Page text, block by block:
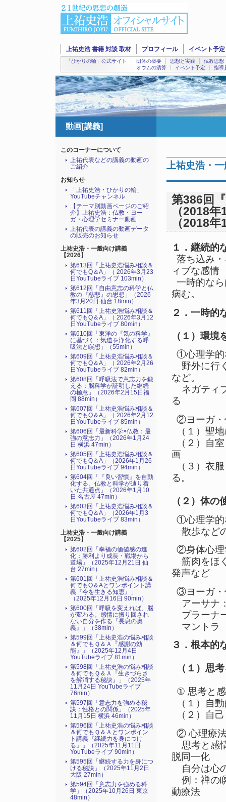
上祐史浩 書籍 対談 取材 プロフィール イベント予定
「ひかりの輪」公式サイト 団体の概要 思想と実践
仏教思想
オウムの清算
イベント予定 指導
動画[講義]
上祐史浩・
第386回
（2018
（2018
１．継続的
落ち込み
ィブな感情
一時的な
病む。
２．一時的
（１）環境
①心理学的
野外に行
など。
ネガティ
る
②ヨーガ・
（１）聖
（２）自
画
（３）衣
る。
（２）体の
①心理学的
散歩など
②身体心理
筋肉をほ
発声など
③ヨーガ・
アーサナ
プラーナ
マントラ
３．根本的
（１）思
① 思考と
（１）自
（２）自
② 心理療
思考と感
脱同一化
自分は心
例：禅の
動療法
このコーナーについて
上祐代表などの講義の動画の
ご紹介
お知らせ
「上祐史浩・ひかりの輪」
YouTubeチャンネル
【テーマ別動画ページのご紹
介】上祐史浩：仏教・ヨー
ガ・心理学セミナー動画
上祐代表の講義の動画データ
の販売のお知らせ
上祐史浩・一般向け講義
【2026】
第613回「上祐史浩悩み相談＆
何でもQ＆A」（ 2026年3月23
日YouTubeライブ 103min）
第612回「自由意志の科学と仏
教の『慈悲』の思想」（2026
年3月20日 仙台 18min）
第611回「上祐史浩悩み相談＆
何でもQ＆A」（ 2026年3月12
日YouTubeライブ 80min）
第610回「東洋の『気の科学』
に基づく：気道を浄化する呼
吸法と瞑想」（55min）
第609回「上祐史浩悩み相談＆
何でもQ＆A」（ 2026年2月26
日YouTubeライブ 82min）
第608回「呼吸法で意志力を鍛
える：脳科学が証明した継続
の極意」（2026年2月15日福
岡 88min）
第607回「上祐史浩悩み相談＆
何でもQ＆A」（ 2026年2月12
日YouTubeライブ 85min）
第606回「最新科学×仏教：最
強の意志力」（2026年1月24
日 横浜 47min）
第605回「上祐史浩悩み相談＆
何でもQ＆A」（2026年1月26
日YouTubeライブ 94min）
第604回「『良い習慣』を自動
化する。仏教と科学が辿り着
いた共通点」（2026年1月10
日 名古屋 47min）
第603回「上祐史浩悩み相談＆
何でもQ＆A」（2026年1月3
日YouTubeライブ 83min）
上祐史浩・一般向け講義
【2025】
第602回「幸福の価値感の進
化：勝利より成長・戦場から
道場」（2025年12月21日 仙
台 27min）
第601回「上祐史浩悩み相談＆
何でもQ＆Aとワンポイント講
義『今を生きる知恵』」
（2025年12月16日 90min）
第600回「呼吸を変えれば、脳
が変わる。感情に振り回され
ない自分を作る『長息の奥
義』」（38min）
第599回「上祐史浩の悩み相談
＆何でもＱ＆Ａ『感謝の効
能』」（2025年12月4日
YouTubeライブ 81min）
第598回「上祐史浩の悩み相談
＆何でもＱ＆Ａ『生きづらさ
を解消する秘訣』​」（2025年
11月24日 YouTubeライブ
76min）
第597回「意志力を強める秘
訣：性格との関係」（2025年
11月15日 横浜 46min）
第596回「上祐史浩の悩み相談
＆何でもＱ＆Ａとワンポイン
ト講義『継続力を身につけ
る』​」（2025年11月11日
YouTubeライブ 90min）
第595回「継続する力を身につ
ける秘訣」（2025年11月2日
大阪 27min）
第594回「意志力を強める科
学」（2025年10月26日 東京
48min）